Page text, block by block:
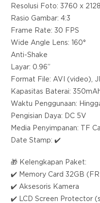
Resolusi Foto: 3760 x 2128
Rasio Gambar: 4:3
Frame Rate: 30 FPS
Wide Angle Lens: 160°
Anti-Shake
Layar: 0.96”
Format File: AVI (video),
Kapasitas Baterai:
Waktu Penggunaan:
Pengisian Daya: DC 5V
Media Penyimpanan: TF
Date Stamp: ✔️
🎁 Kelengkapan Paket:
✔️ Memory Card 32GB
✔️ Aksesoris Kamera
✔️ LCD Screen Protector